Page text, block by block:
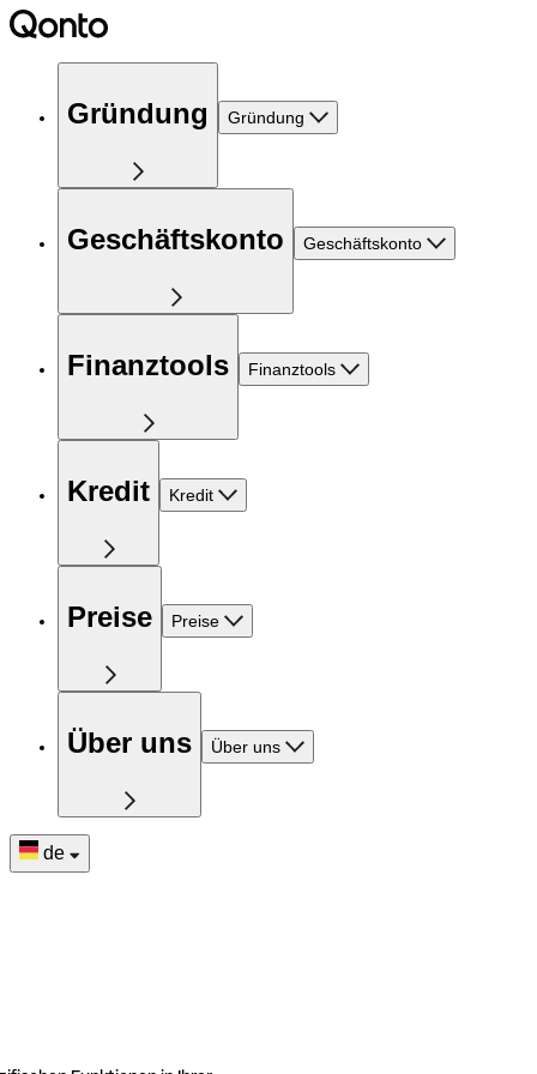
Gründung Gründung
Geschäftskonto Geschäftskonto
Finanztools Finanztools
Kredit Kredit
Preise Preise
Über uns Über uns
de